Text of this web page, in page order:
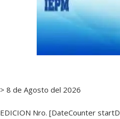
> 8 de Agosto del 2026
EDICION Nro. [DateCounter